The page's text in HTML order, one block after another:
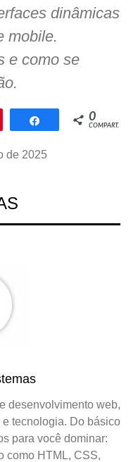
dinâmicas
mobile.
e como se
Compartilhar
0
COMPART.
de 2025
desenvolvimento web,
tecnologia. Do básico
para você dominar:
como HTML, CSS,